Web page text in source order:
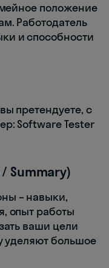
положение
Работодатель
и способности
претендуете, с
Software Tester
Summary)
– навыки,
опыт работы
ваши цели
уделяют большое